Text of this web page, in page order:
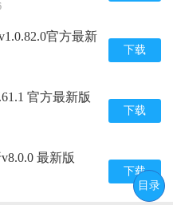
官方最新
下载
官方最新版
下载
最新版
下载
目录